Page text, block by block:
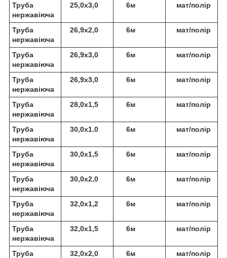
Труба
нержавіюча
25,0х3,0 6м мат/полір
Труба
нержавіюча
26,9х2,0 6м мат/полір
Труба
нержавіюча
26,9х3,0 6м мат/полір
Труба
нержавіюча
26,9х3,0 6м мат/полір
Труба
нержавіюча
28,0х1,5 6м мат/полір
Труба
нержавіюча
30,0х1.0 6м мат/полір
Труба
нержавіюча
30,0х1,5 6м мат/полір
Труба
нержавіюча
30,0х2,0 6м мат/полір
Труба
нержавіюча
32,0х1,2 6м мат/полір
Труба
нержавіюча
32,0х1,5 6м мат/полір
Труба
32,0х2,0 6м мат/полір